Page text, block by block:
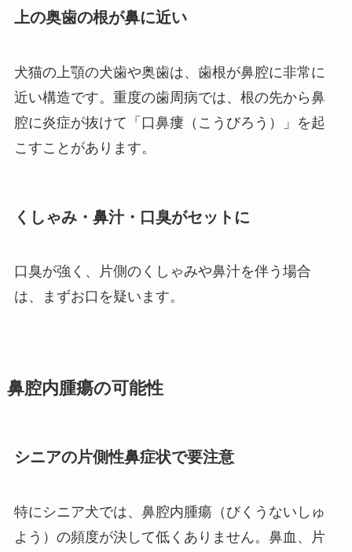
上の奥歯の根が鼻に近い
犬猫の上顎の犬歯や奥歯は、歯根が鼻腔に非常に
近い構造です。重度の歯周病では、根の先から鼻
腔に炎症が抜けて「口鼻瘻（こうびろう）」を起
こすことがあります。
くしゃみ・鼻汁・口臭がセットに
口臭が強く、片側のくしゃみや鼻汁を伴う場合
は、まずお口を疑います。
鼻腔内腫瘍の可能性
シニアの片側性鼻症状で要注意
特にシニア犬では、鼻腔内腫瘍（びくうないしゅ
よう）の頻度が決して低くありません。鼻血、片